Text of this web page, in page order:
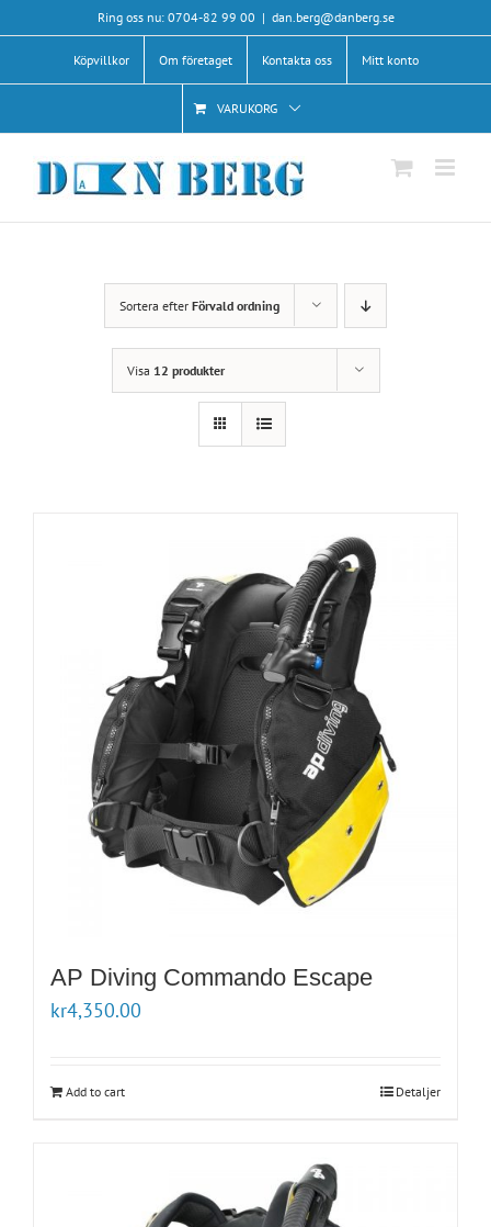
till
innehållet
Ring oss nu: 0704-82 99 00 | dan.berg@danberg.se
Köpvillkor Om företaget Kontakta oss Mitt konto
VARUKORG
Sortera efter Förvald ordning
Visa 12 produkter
AP Diving Commando Escape
kr4,350.00
Add to cart Detaljer